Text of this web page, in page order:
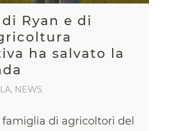
Ryan e di
ha salvato la
, NEWS
di agricoltori del